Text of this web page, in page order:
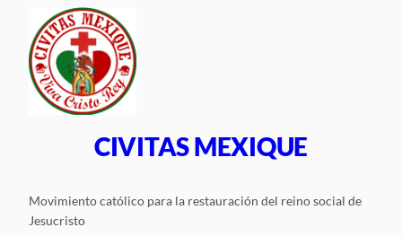
contenido
CIVITAS MEXIQUE
Movimiento católico para la restauración del reino social de
Jesucristo